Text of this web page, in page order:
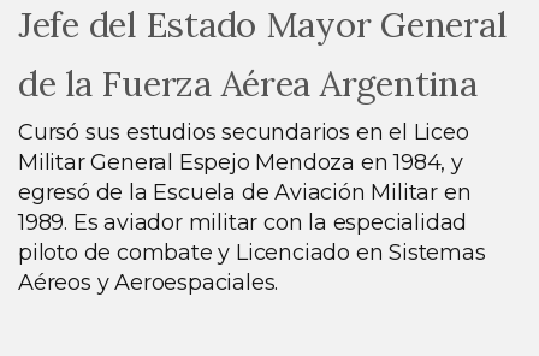
Jefe del Estado Mayor General
de la Fuerza Aérea Argentina
Cursó sus estudios secundarios en el Liceo
Militar General Espejo Mendoza en 1984, y
egresó de la Escuela de Aviación Militar en
1989. Es aviador militar con la especialidad
piloto de combate y Licenciado en Sistemas
Aéreos y Aeroespaciales.